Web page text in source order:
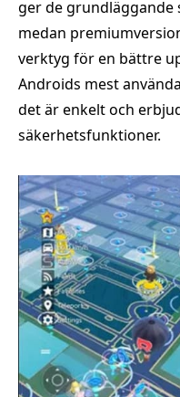
ger de
medan
verktyg för en bättre
Androids mest
det är enkelt och
säkerhetsfunktioner.